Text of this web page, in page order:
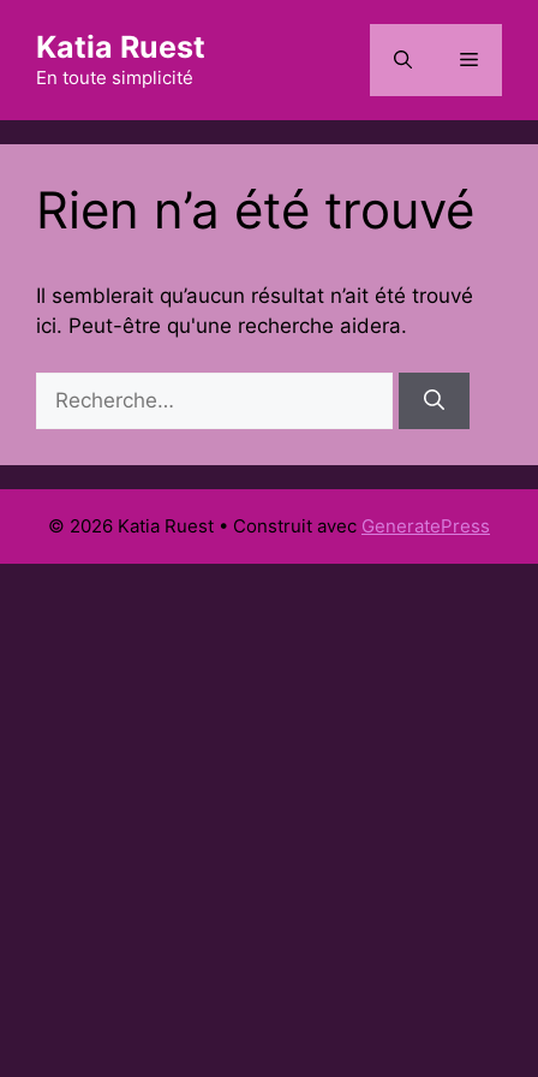
contenu
Katia Ruest
En toute simplicité
Menu
Rien n’a été trouvé
Il semblerait qu’aucun résultat n’ait été trouvé
ici. Peut-être qu'une recherche aidera.
© 2026 Katia Ruest • Construit avec GeneratePress